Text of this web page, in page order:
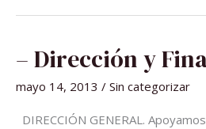
– Dirección y
mayo 14, 2013 / Sin categorizar
DIRECCIÓN GENERAL.
–
DIRECCIÓN
Y